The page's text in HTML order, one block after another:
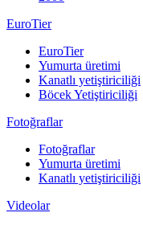
EuroTier
EuroTier
Yumurta üretimi
Kanatlı yetiştiriciliği
Böcek Yetiştiriciliği
Fotoğraflar
Fotoğraflar
Yumurta üretimi
Kanatlı yetiştiriciliği
Videolar